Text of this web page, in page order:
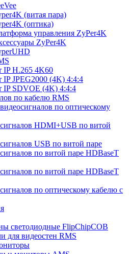
(витая пара)
(оптика)
управления ZyPer4K
ZyPer4K
IP H.265 4K60
IP JPEG2000 (4K) 4:4:4
IP SDVOE (4K) 4:4:4
по кабелю RMS
по оптическому
HDMI+USB по витой
USB по витой паре
по витой паре HDBaseT
по витой паре HDBaseT
по оптическому кабелю с
светодиодные FlipChipCOB
для видеостен RMS